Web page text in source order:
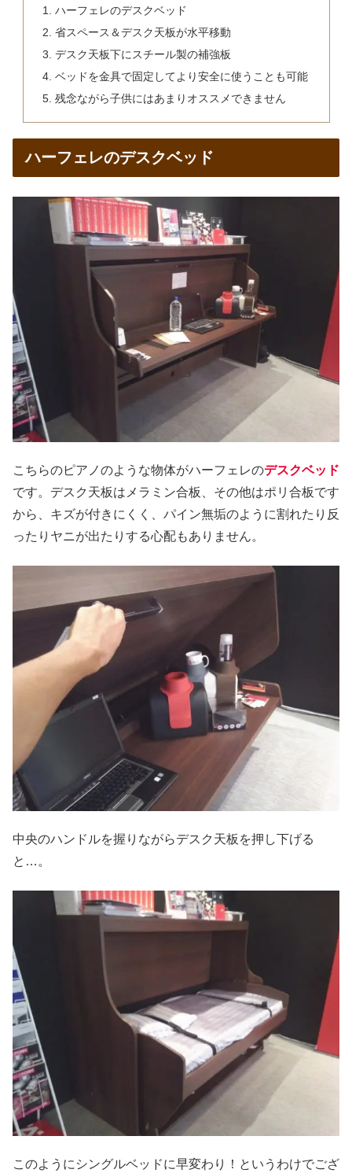
ハーフェレのデスクベッド
省スペース＆デスク天板が水平移動
デスク天板下にスチール製の補強板
ベッドを金具で固定してより安全に使うことも可能
残念ながら子供にはあまりオススメできません
ハーフェレのデスクベッド
こちらのピアノのような物体がハーフェレのデスクベッド
です。デスク天板はメラミン合板、その他はポリ合板です
から、キズが付きにくく、パイン無垢のように割れたり反
ったりヤニが出たりする心配もありません。
中央のハンドルを握りながらデスク天板を押し下げる
と…。
このようにシングルベッドに早変わり！というわけでござ